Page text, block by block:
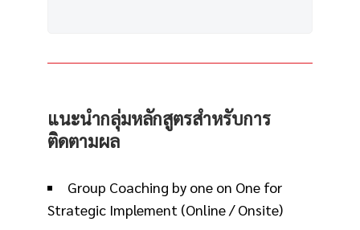
แนะนำกลุ่มหลักสูตรสำหรับการ
ติดตามผล
Group Coaching by one on One for
Strategic Implement (Online / Onsite)